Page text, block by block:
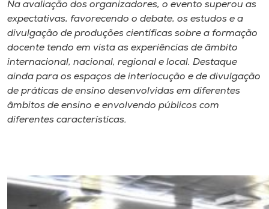
Na avaliação dos organizadores, o evento superou as
expectativas, favorecendo o debate, os estudos e a
divulgação de produções científicas sobre a formação
docente tendo em vista as experiências de âmbito
internacional, nacional, regional e local. Destaque
ainda para os espaços de interlocução e de divulgação
de práticas de ensino desenvolvidas em diferentes
âmbitos de ensino e envolvendo públicos com
diferentes características.